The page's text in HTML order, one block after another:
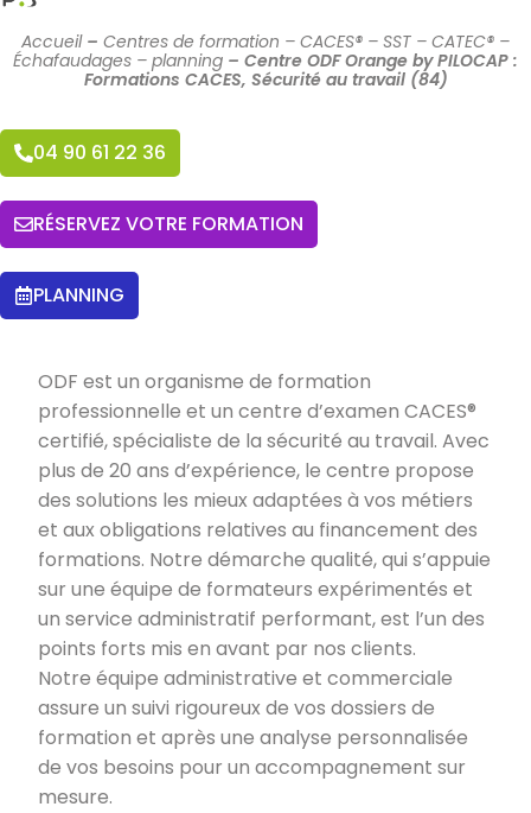
Accueil– Centres de formation – CACES® – SST – CATEC® –
Échafaudages – planning – Centre ODF Orange by PILOCAP :
Formations CACES, Sécurité au travail (84)
04 90 61 22 36
RÉSERVEZ VOTRE FORMATION
PLANNING
ODF est un organisme de formation
professionnelle et un centre d’examen CACES®
certifié, spécialiste de la sécurité au travail. Avec
plus de 20 ans d’expérience, le centre propose
des solutions les mieux adaptées à vos métiers
et aux obligations relatives au financement des
formations. Notre démarche qualité, qui s’appuie
sur une équipe de formateurs expérimentés et
un service administratif performant, est l’un des
points forts mis en avant par nos clients.
Notre équipe administrative et commerciale
assure un suivi rigoureux de vos dossiers de
formation et après une analyse personnalisée
de vos besoins pour un accompagnement sur
mesure.